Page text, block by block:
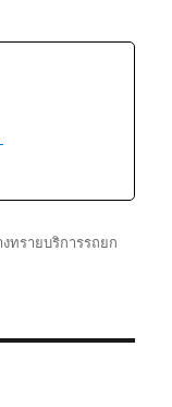
งทรายบริการรถยก